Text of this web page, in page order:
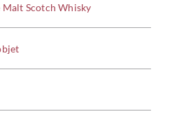
À
Malt Scotch Whisky